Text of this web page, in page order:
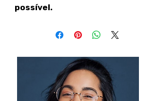
possível.